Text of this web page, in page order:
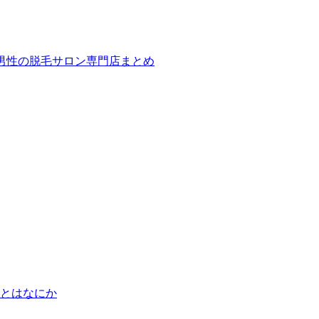
性の脱毛サロン専門店まとめ
はなにか